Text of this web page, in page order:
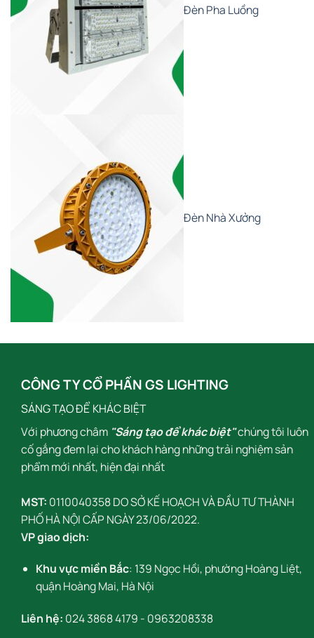
Đèn Pha Luồng
Đèn Nhà Xưởng
CÔNG TY CỔ PHẦN GS LIGHTING
SÁNG TẠO ĐỂ KHÁC BIỆT
Với phương châm "Sáng tạo để khác biệt"chúng tôi luôn
cố gắng đem lại cho khách hàng những trải nghiệm sản
phẩm mới nhất, hiện đại nhất
MST: 0110040358 DO SỞ KẾ HOẠCH VÀ ĐẦU TƯ THÀNH
PHỐ HÀ NỘI CẤP NGÀY 23/06/2022.
VP giao dịch:
Khu vực miền Bắc: 139 Ngọc Hồi, phường Hoàng Liệt,
quận Hoàng Mai, Hà Nội
Liên hệ: 024 3868 4179 - 0963208338